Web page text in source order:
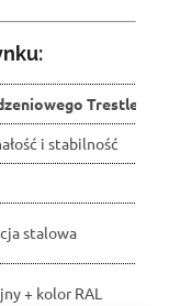
Trestles 🏆
i stabilność
stalowa
+ kolor RAL